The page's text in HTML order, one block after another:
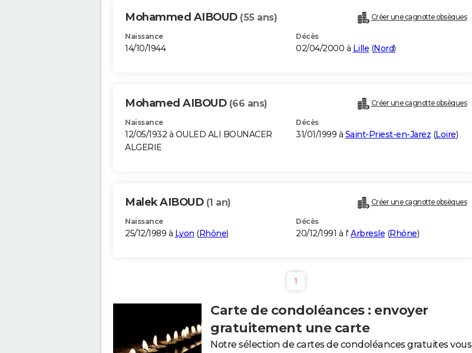
Mohammed AIBOUD (55 ans) Créer une cagnotte obsèques
Naissance
14/10/1944
Décès
02/04/2000 à Lille (Nord)
Mohamed AIBOUD (66 ans) Créer une cagnotte obsèques
Naissance
12/05/1932 à OULED ALI BOUNACER
ALGERIE
Décès
31/01/1999 à Saint-Priest-en-Jarez (Loire)
Malek AIBOUD (1 an) Créer une cagnotte obsèques
Naissance
25/12/1989 à Lyon (Rhône)
Décès
20/12/1991 à l' Arbresle (Rhône)
1
Carte de condoléances : envoyer
gratuitement une carte
Notre sélection de cartes de condoléances gratuites vous